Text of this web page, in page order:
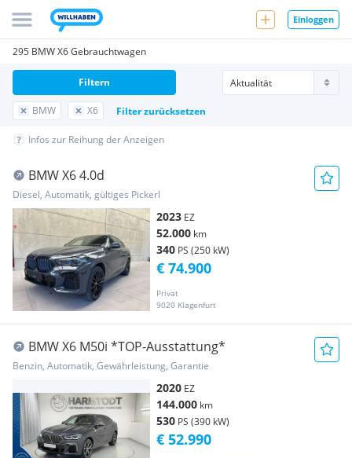
Einloggen
295 BMW X6 Gebrauchtwagen
BMW X6 Filter zurücksetzen
Filtern
Infos zur Reihung der Anzeigen
BMW X6 4.0d
Diesel, Automatik, gültiges Pickerl
2023 EZ
52.000 km
340 PS (250 kW)
Privat
9020 Klagenfurt
€ 74.900
BMW X6 M50i *TOP-Ausstattung*
Benzin, Automatik, Gewährleistung, Garantie
2020 EZ
144.000 km
530 PS (390 kW)
€ 52.990